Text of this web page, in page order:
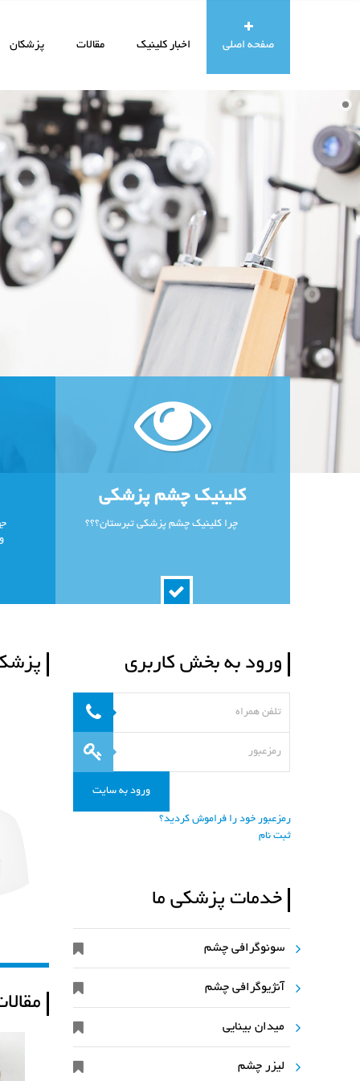
صفحه اصلي اخبار کلینیک مقالات پزشکان
کلینیک چشم پزشکی
چرا کلینیک چشم پزشکی تبرستان؟؟؟
دکترمسعود میرقربانی
متخصص چشم
ورود به بخش کاربری
رمزعبور خود را فراموش کردید؟
ثبت نام
خدمات پزشکی ما
سونوگرافی چشم
آنژیوگرافی چشم
میدان بینایی
لیزر چشم